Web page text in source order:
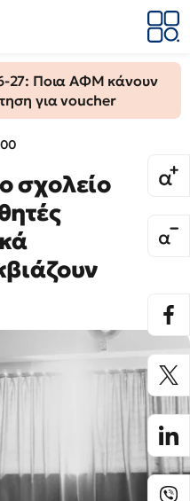
27: Ποια ΑΦΜ κάνουν
για voucher
σχολείο